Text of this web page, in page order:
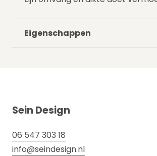
Eigenschappen
Sein Design
06 547 303 18
info@seindesign.nl